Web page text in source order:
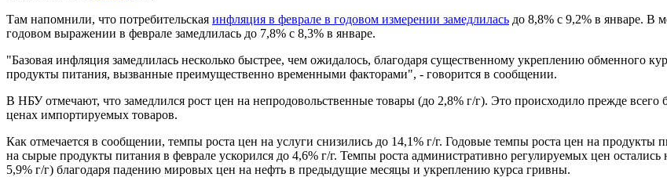
Там напомнили, что потребительская инфляция в феврале в годовом измерении замедлилась до 8,8% с 9,2% в январе. В
годовом выражении в феврале замедлилась до 7,8% с 8,3% в январе.
"Базовая инфляция замедлилась несколько быстрее, чем ожидалось, благодаря существенному укреплению обменного
продукты питания, вызванные преимущественно временными факторами", - говорится в сообщении.
В НБУ отмечают, что замедлился рост цен на непродовольственные товары (до 2,8% г/г). Это происходило прежде всего
ценах импортируемых товаров.
Как отмечается в сообщении, темпы роста цен на услуги снизились до 14,1% г/г. Годовые темпы роста цен на продукты
на сырые продукты питания в феврале ускорился до 4,6% г/г. Темпы роста административно регулируемых цен
5,9% г/г) благодаря падению мировых цен на нефть в предыдущие месяцы и укреплению курса гривны.